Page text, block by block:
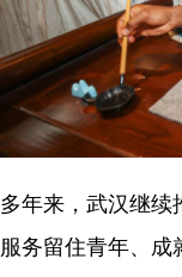
多年来，武汉继续
服务留住青年、成